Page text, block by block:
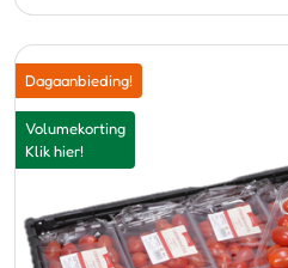
Dagaanbieding!
Volumekorting
Klik hier!